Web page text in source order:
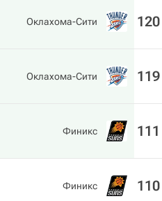
Оклахома-Сити 120
Оклахома-Сити 119
Финикс 111
Финикс 110